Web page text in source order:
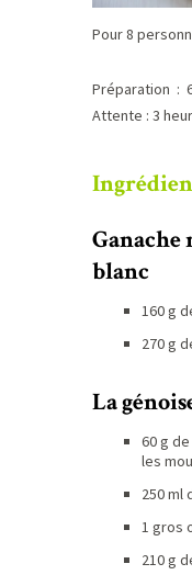
Pour 8
Préparation :
Attente : 3
Ganache
blanc
160 g
270 g
La
60 g
les
250 ml
1 gros
210 g